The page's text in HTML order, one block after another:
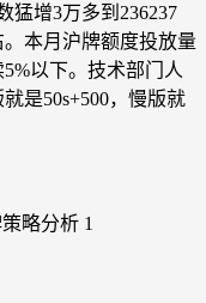
猛增3万多到236237
本月沪牌额度投放量
以下。技术部门人
是50s+500，慢版就